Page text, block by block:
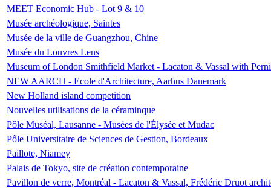
MEET Economic Hub - Lot 9 & 10
Musée archéologique, Saintes
Musée de la ville de Guangzhou, Chine
Musée du Louvres Lens
Museum of London Smithfield Market - Lacaton & Vassal with
NEW AARCH - Ecole d'Architecture, Aarhus Danemark
New Holland island competition
Nouvelles utilisations de la céraminque
Pôle Muséal, Lausanne - Musées de l'Élysée et Mudac
Pôle Universitaire de Sciences de Gestion, Bordeaux
Paillote, Niamey
Palais de Tokyo, site de création contemporaine
Pavillon de verre, Montréal - Lacaton & Vassal, Frédéric Druot